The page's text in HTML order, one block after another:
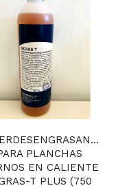
PLANCHAS
EN CALIENTE
T PLUS (750